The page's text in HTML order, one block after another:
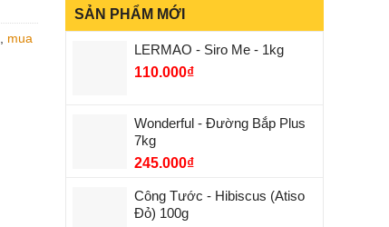
SẢN PHẨM MỚI
LERMAO - Siro Me - 1kg
110.000₫
Wonderful - Đường Bắp Plus
7kg
245.000₫
Công Tước - Hibiscus (Atiso
Đỏ) 100g
mua